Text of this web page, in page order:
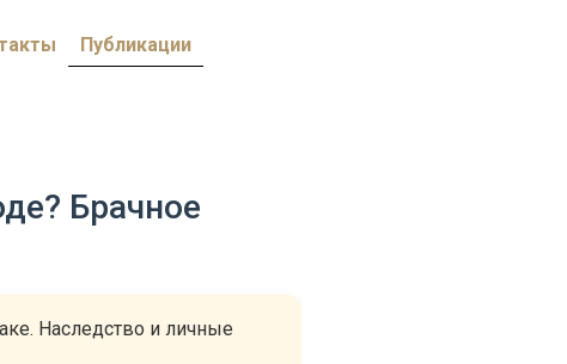
Публикации
Брачное
Наследство и личные